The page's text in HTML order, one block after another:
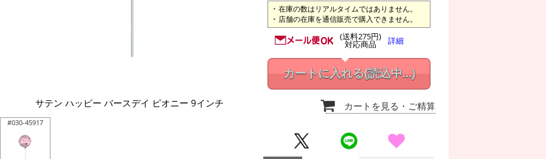
サテン ハッピー バースデイ ピオニー 9インチ
#030-45917
在庫の数はリアルタイムではありません。
店舗の在庫を通信販売で購入できません。
(送料275円)
対応商品 詳細
カートに入れる(読込中...)
カートを見る ・ご精算